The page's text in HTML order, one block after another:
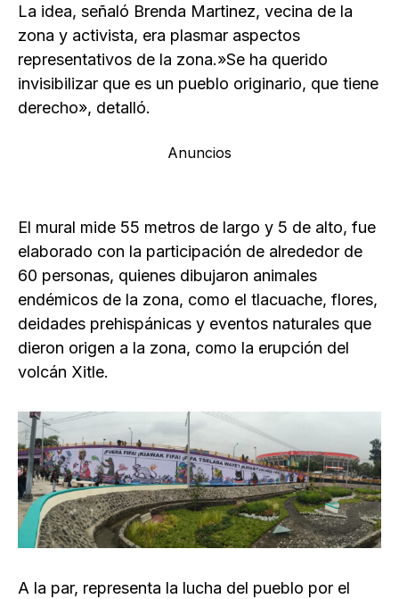
La idea, señaló Brenda Martinez, vecina de la
zona y activista, era plasmar aspectos
representativos de la zona.»Se ha querido
invisibilizar que es un pueblo originario, que tiene
derecho», detalló.
Anuncios
El mural mide 55 metros de largo y 5 de alto, fue
elaborado con la participación de alrededor de
60 personas, quienes dibujaron animales
endémicos de la zona, como el tlacuache, flores,
deidades prehispánicas y eventos naturales que
dieron origen a la zona, como la erupción del
volcán Xitle.
A la par, representa la lucha del pueblo por el